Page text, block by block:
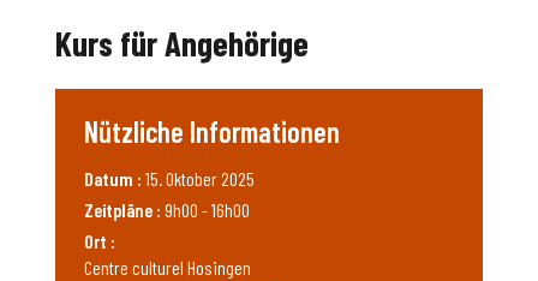
Kurs für Angehörige
Nützliche Informationen
Datum : 15. Oktober 2025
Zeitpläne : 9h00 - 16h00
Ort :
Centre culturel Hosingen